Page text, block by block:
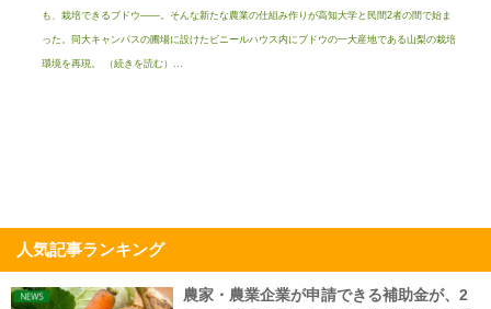
も、栽培できるブドウ――。そんな新たな農業の仕組み作りが高知大学と民間2者の間で始ま
った。同大キャンパスの圃場に設けたビニールハウス内にブドウの一大産地である山梨の栽培
環境を再現。 （続きを読む）...
人気記事ランキング
農家・農業企業が申請できる補助金が、2